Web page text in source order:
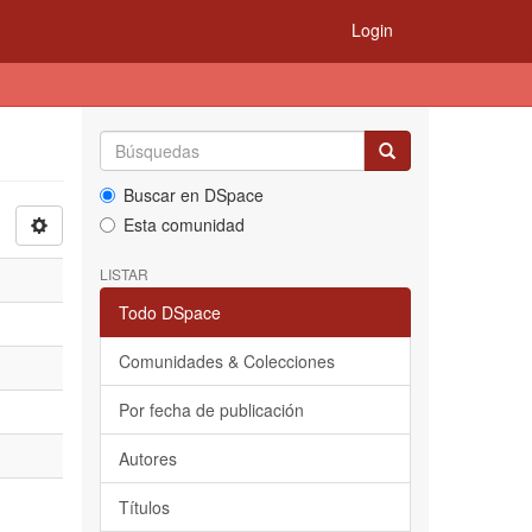
Login
Buscar en DSpace
Esta comunidad
LISTAR
Todo DSpace
Comunidades & Colecciones
Por fecha de publicación
Autores
Títulos